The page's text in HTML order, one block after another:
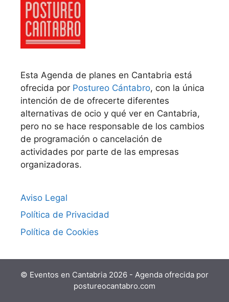
Esta Agenda de planes en Cantabria está
ofrecida por Postureo Cántabro, con la única
intención de de ofrecerte diferentes
alternativas de ocio y qué ver en Cantabria,
pero no se hace responsable de los cambios
de programación o cancelación de
actividades por parte de las empresas
organizadoras.
Aviso Legal
Política de Privacidad
Política de Cookies
© Eventos en Cantabria 2026 - Agenda ofrecida por
postureocantabro.com